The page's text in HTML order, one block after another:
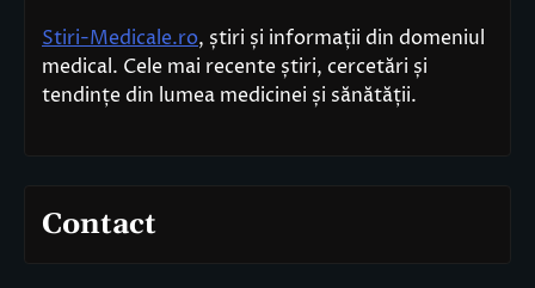
Stiri-Medicale.ro, știri și informații din domeniul
medical. Cele mai recente știri, cercetări și
tendințe din lumea medicinei și sănătății.
Contact